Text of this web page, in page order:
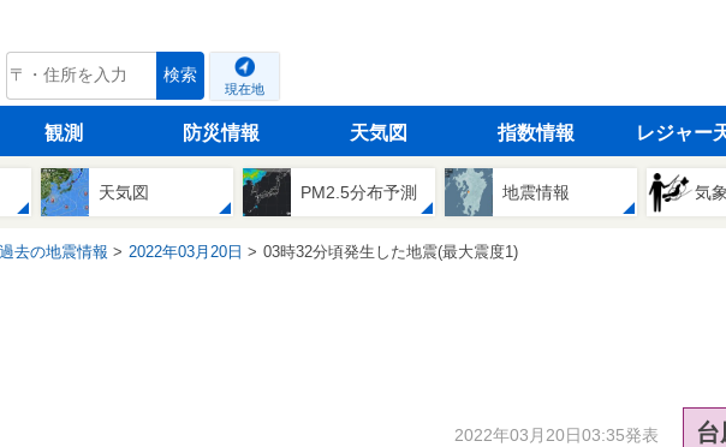
tenki.jp 検索
現在地
観測 防災情報 天気図 指数情報 レジャー
天気図 PM2.5分布予測 地震情報 気
過去の地震情報 2022年03月20日 03時32分頃発生した地震(最大震度1)
2022年03月20日03:35発表